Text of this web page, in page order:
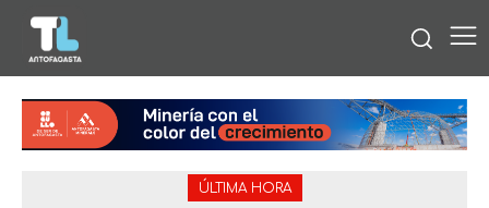
ÚLTIMA HORA